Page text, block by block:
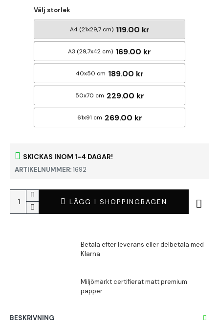
SKICKAS INOM 1-4 DAGAR!
ARTIKELNUMMER:1692
Välj storlek
A4 (21x29,7 cm) 119.00 kr
A3 (29,7x42 cm) 169.00 kr
40x50 cm 189.00 kr
50x70 cm 229.00 kr
61x91 cm 269.00 kr
LÄGG I SHOPPINGBAGEN
BESKRIVNING